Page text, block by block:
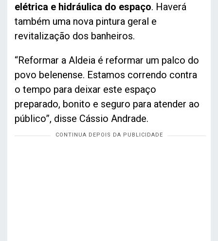
elétrica e hidráulica do espaço. Haverá
também uma nova pintura geral e
revitalização dos banheiros.
“Reformar a Aldeia é reformar um palco do
povo belenense. Estamos correndo contra
o tempo para deixar este espaço
preparado, bonito e seguro para atender ao
público”, disse Cássio Andrade.